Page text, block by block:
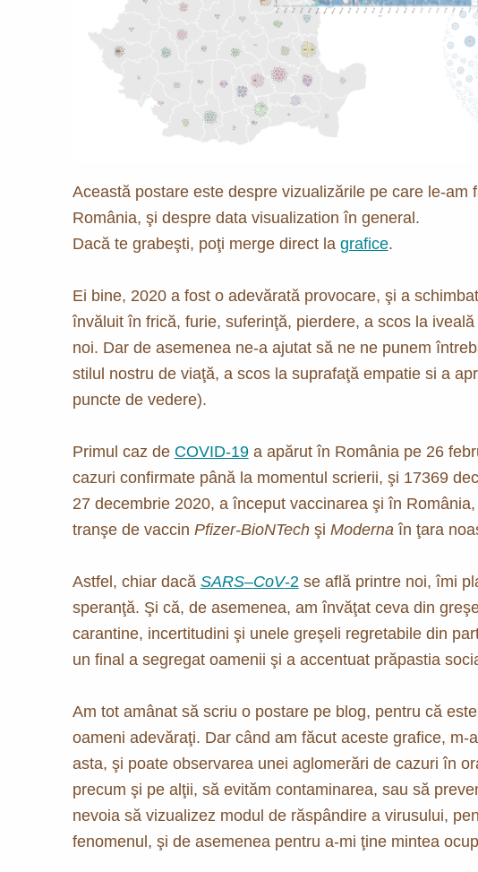
Această postare este despre vizualizările pe care le-am
România, şi despre data visualization în general.
Dacă te grabeşti, poţi merge direct la grafice.
Ei bine, 2020 a fost o adevărată provocare, şi a
învăluit în frică, furie, suferinţă, pierdere, a scos la
noi. Dar de asemenea ne-a ajutat să ne ne punem
stilul nostru de viaţă, a scos la suprafaţă empatie si a
puncte de vedere).
Primul caz de COVID-19a apărut în România pe 26
cazuri confirmate până la momentul scrierii, şi 17369
27 decembrie 2020, a început vaccinarea şi în
tranşe de vaccin Pfizer-BioNTechşi Modernaîn ţara
Astfel, chiar dacă SARS–CoV-2se află printre noi, îmi
speranţă. Şi că, de asemenea, am învăţat ceva din
carantine, incertitudini şi unele greşeli regretabile din
un final a segregat oamenii şi a accentuat prăpastia
Am tot amânat să scriu o postare pe blog, pentru că
oameni adevăraţi. Dar când am făcut aceste grafice, m-
asta, şi poate observarea unei aglomerări de cazuri în
precum şi pe alţii, să evităm contaminarea, sau să
nevoia să vizualizez modul de răspândire a virusului,
fenomenul, şi de asemenea pentru a-mi ţine mintea